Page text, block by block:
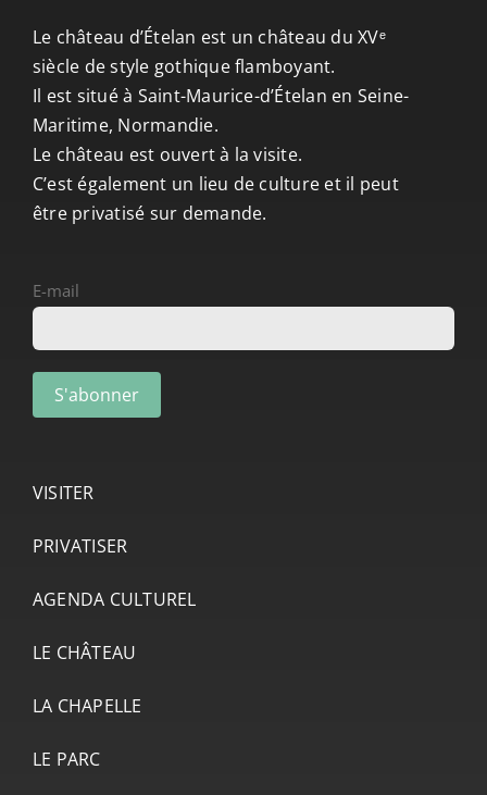
Le château d’Ételan est un château du XVᵉ
siècle de style gothique flamboyant.
Il est situé à Saint-Maurice-d’Ételan en Seine-
Maritime, Normandie.
Le château est ouvert à la visite.
C’est également un lieu de culture et il peut
être privatisé sur demande.
E-mail
VISITER
PRIVATISER
AGENDA CULTUREL
LE CHÂTEAU
LA CHAPELLE
LE PARC